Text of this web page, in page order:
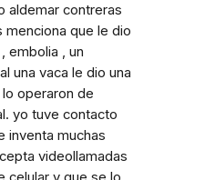
aldemar contreras
menciona que le dio
embolia , un
una vaca le dio una
operaron de
yo tuve contacto
inventa muchas
videollamadas